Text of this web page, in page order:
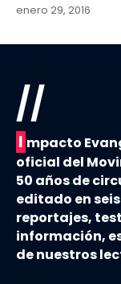
enero 29, 2016
//
I mpacto
oficial del
50 años de
editado en
reportajes,
información,
de nuestros